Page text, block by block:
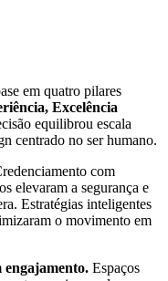
em quatro pilares
Excelência
equilibrou escala
centrado no ser humano.
com
elevaram a segurança e
Estratégias inteligentes
o movimento em
engajamento. Espaços